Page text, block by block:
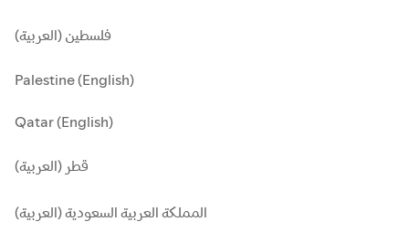
فلسطين (العربية)
Palestine (English)
Qatar (English)
قطر (العربية)
المملكة العربية السعودية (العربية)